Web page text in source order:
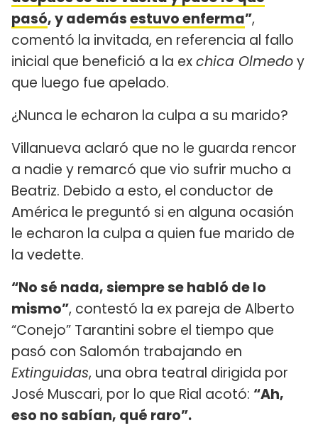
pasó, y ademásestuvo enferma”,
comentó la invitada, en referencia al fallo
inicial que benefició a la exchica Olmedoy
que luego fue apelado.
¿Nunca le echaron la culpa a su marido?
Villanueva aclaró que no le guarda rencor
a nadie y remarcó que vio sufrir mucho a
Beatriz. Debido a esto, el conductor de
América le preguntó si en alguna ocasión
le echaron la culpa a quien fue marido de
la vedette.
“No sé nada, siempre se habló de lo
mismo”, contestó la ex pareja de Alberto
“Conejo” Tarantini sobre el tiempo que
pasó con Salomón trabajando en
Extinguidas, una obra teatral dirigida por
José Muscari, por lo que Rial acotó: “Ah,
eso no sabían, qué raro”.